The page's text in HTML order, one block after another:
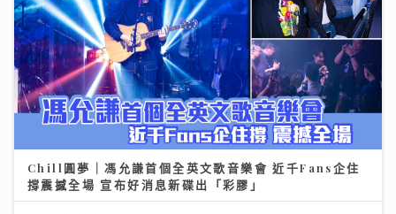
Chill圓夢｜馮允謙首個全英文歌音樂會 近千Fans企住
撐震撼全場 宣布好消息新碟出「彩膠」